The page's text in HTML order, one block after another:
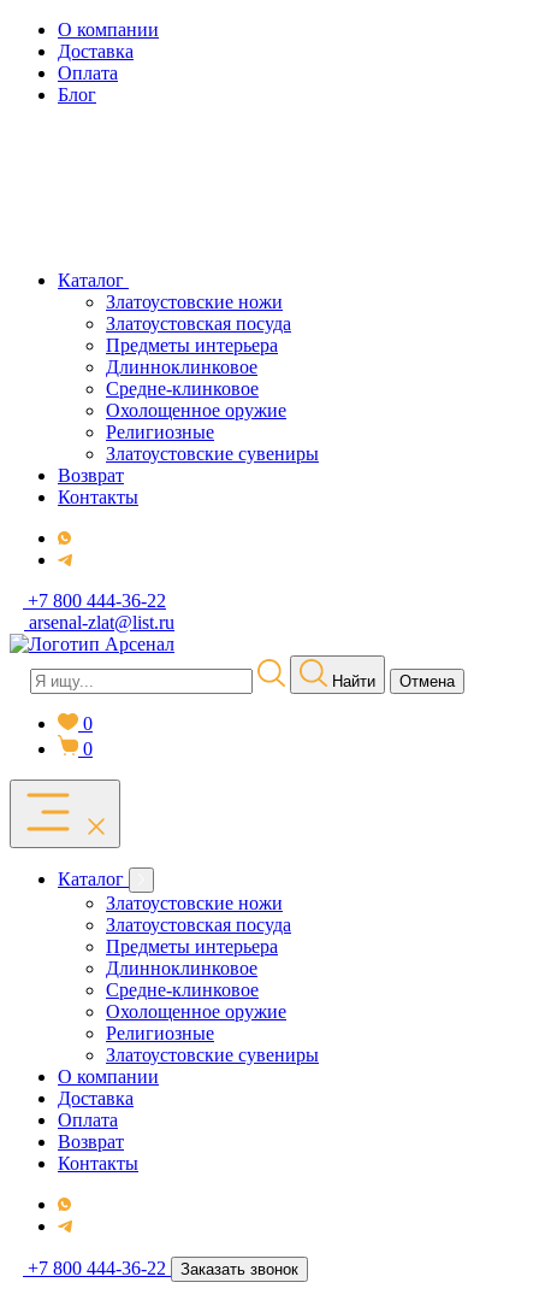
О компании
Доставка
Оплата
Блог
Каталог
Златоустовские ножи
Златоустовская посуда
Предметы интерьера
Длинноклинковое
Средне-клинковое
Охолощенное оружие
Религиозные
Златоустовские сувениры
Возврат
Контакты
+7 800 444-36-22
arsenal-zlat@list.ru
Найти Отмена
0
0
Каталог
Златоустовские ножи
Златоустовская посуда
Предметы интерьера
Длинноклинковое
Средне-клинковое
Охолощенное оружие
Религиозные
Златоустовские сувениры
О компании
Доставка
Оплата
Возврат
Контакты
+7 800 444-36-22 Заказать звонок